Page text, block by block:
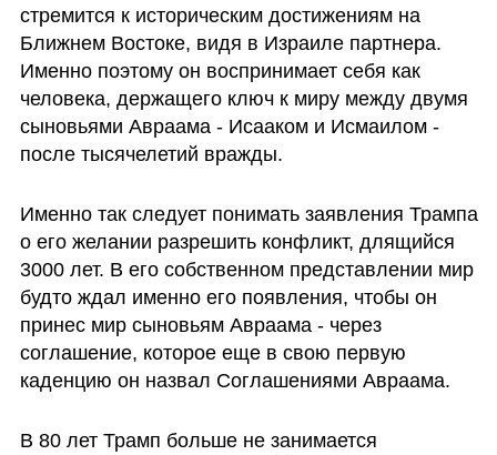
стремится к историческим достижениям на
Ближнем Востоке, видя в Израиле партнера.
Именно поэтому он воспринимает себя как
человека, держащего ключ к миру между двумя
сыновьями Авраама - Исааком и Исмаилом -
после тысячелетий вражды.
Именно так следует понимать заявления Трампа
о его желании разрешить конфликт, длящийся
3000 лет. В его собственном представлении мир
будто ждал именно его появления, чтобы он
принес мир сыновьям Авраама - через
соглашение, которое еще в свою первую
каденцию он назвал Соглашениями Авраама.
В 80 лет Трамп больше не занимается